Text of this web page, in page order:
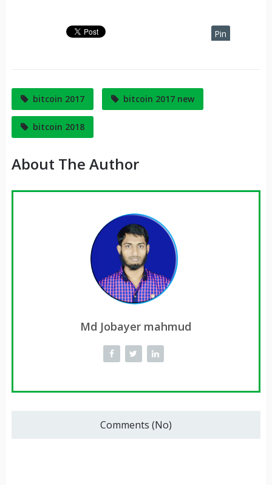
Pin
bitcoin 2017 bitcoin 2017 new
bitcoin 2018
About The Author
Md Jobayer mahmud
Comments (No)